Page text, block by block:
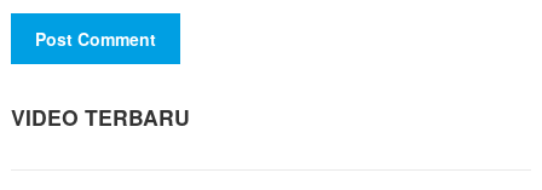
VIDEO TERBARU